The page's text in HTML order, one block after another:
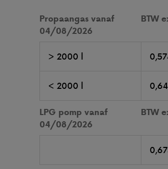
Propaangas vanaf
04/08/2026
BTW
> 2000 l
< 2000 l
LPG pomp vanaf
04/08/2026
BTW